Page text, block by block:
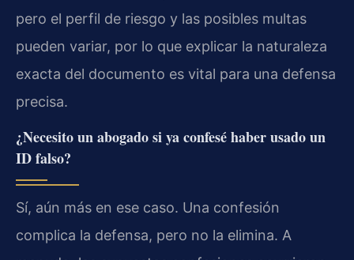
pero el perfil de riesgo y las posibles multas
pueden variar, por lo que explicar la naturaleza
exacta del documento es vital para una defensa
precisa.
¿Necesito un abogado si ya confesé haber usado un
ID falso?
Sí, aún más en ese caso. Una confesión
complica la defensa, pero no la elimina. A